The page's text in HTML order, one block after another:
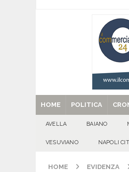
[ 06/08/
[ 29/08/
HOME POLITICA
AVELLA BAIANO
VESUVIANO NAPOLI
HOME EVIDENZA